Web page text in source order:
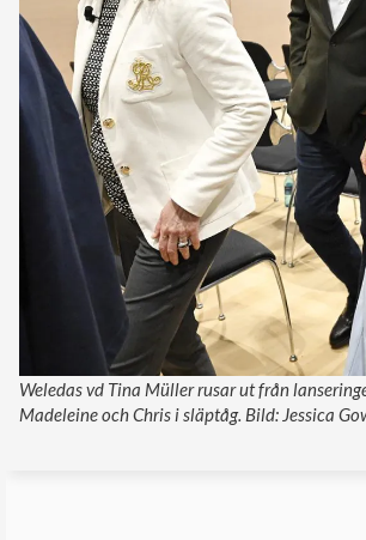
Weledas vd Tina Müller rusar ut från
Madeleine och Chris i släptåg. Bild: Jessica